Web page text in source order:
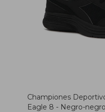
Championes
Eagle 8 - Negro-negro